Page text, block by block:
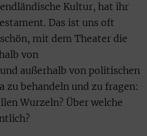
Kultur, hat ihr
Das ist uns oft
mit dem Theater die
von
außerhalb von politischen
zu behandeln und zu fragen:
Wurzeln? Über welche